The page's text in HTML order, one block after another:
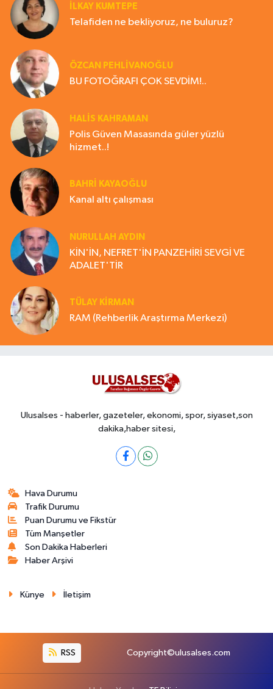
İLKAY KUMTEPE
Telafiden ne bekliyoruz, ne buluruz?
ÖZCAN PEHLİVANOĞLU
BU FOTOĞRAFI ÇOK SEVDİM!..
HALIS KAHRAMAN
Polis Güven Masasında güler yüzlü
hizmet..!
BAHRI KAYAOĞLU
Kanal altı çalışması
NURULLAH AYDIN
KİN'İN, NEFRET'İN PANZEHİRİ SEVGİ VE
ADALET'TİR
TÜLAY KİRMAN
RAM (Rehberlik Araştırma Merkezi)
Ulusalses - haberler, gazeteler, ekonomi, spor, siyaset,son
dakika,haber sitesi,
Hava Durumu
Trafik Durumu
Puan Durumu ve Fikstür
Tüm Manşetler
Son Dakika Haberleri
Haber Arşivi
Künye İletişim
RSS Copyright©ulusalses.com